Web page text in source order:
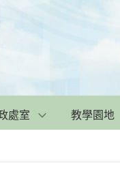
處室 教學園地